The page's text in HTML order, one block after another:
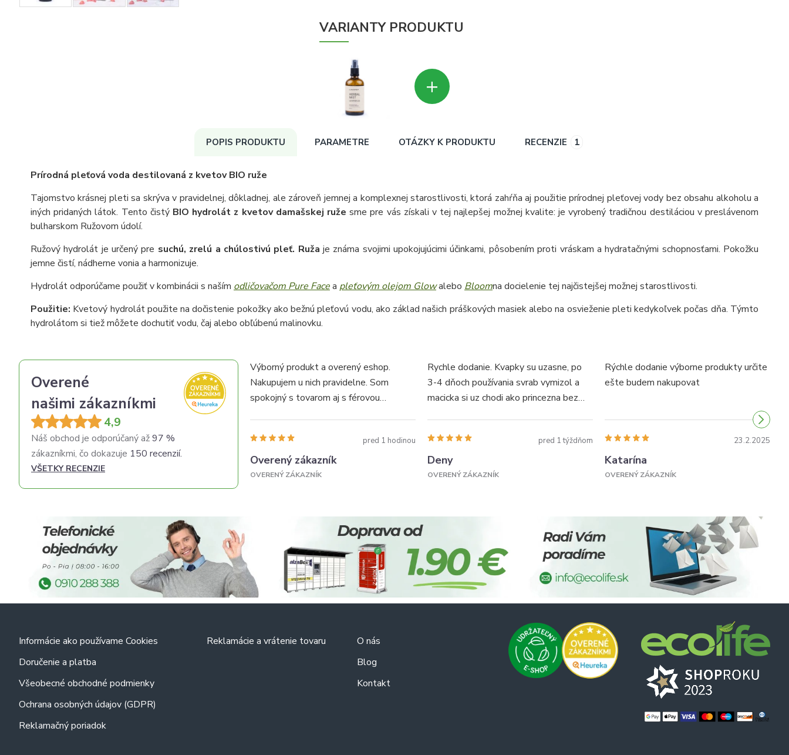
VARIANTY PRODUKTU
+
POPIS PRODUKTU PARAMETRE OTÁZKY K PRODUKTU RECENZIE 1
Prírodná pleťová voda destilovaná z kvetov BIO ruže
Tajomstvo krásnej pleti sa skrýva v pravidelnej, dôkladnej, ale zároveň jemnej a komplexnej starostlivosti, ktorá zahŕňa aj použitie prírodnej pleťovej vody bez obsahu alkoholu a
iných pridaných látok. Tento čistý BIO hydrolát z kvetov damašskej ruže sme pre vás získali v tej najlepšej možnej kvalite: je vyrobený tradičnou destiláciou v preslávenom
bulharskom Ružovom údolí.
Ružový hydrolát je určený pre suchú, zrelú a chúlostivú pleť. Ruža je známa svojimi upokojujúcimi účinkami, pôsobením proti vráskam a hydratačnými schopnosťami. Pokožku
jemne čistí, nádherne vonia a harmonizuje.
Hydrolát odporúčame použiť v kombinácii s naším odličovačom Pure Facea pleťovým olejom Glowalebo Bloomna docielenie tej najčistejšej možnej starostlivosti.
Použitie: Kvetový hydrolát použite na dočistenie pokožky ako bežnú pleťovú vodu, ako základ našich práškových masiek alebo na osvieženie pleti kedykoľvek počas dňa. Týmto
hydrolátom si tiež môžete dochutiť vodu, čaj alebo obľúbenú malinovku.
Overené
našimi zákazníkmi
4,9
Náš obchod je odporúčaný až97 %
zákazníkmi, čo dokazuje 150 recenzií.
VŠETKY RECENZIE
Výborný produkt a overený eshop.
Nakupujem u nich pravidelne. Som
spokojný s tovarom aj s férovou
pred 1 hodinou
Overený zákazník
OVERENÝ ZÁKAZNÍK
Rychle dodanie. Kvapky su uzasne, po
3-4 dňoch používania svrab vymizol a
macicka si uz chodi ako princezna bez
pred 1 týždňom
Deny
OVERENÝ ZÁKAZNÍK
Rýchle dodanie výborne produkty určite
ešte budem nakupovat
23.2.2025
Katarína
OVERENÝ ZÁKAZNÍK
Informácie ako používame Cookies
Doručenie a platba
Všeobecné obchodné podmienky
Ochrana osobných údajov (GDPR)
Reklamačný poriadok
Reklamácie a vrátenie tovaru
O nás
Blog
Kontakt